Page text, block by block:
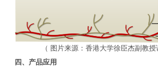
（ 图片来源：香港大学徐臣杰副教授
四、产品应用